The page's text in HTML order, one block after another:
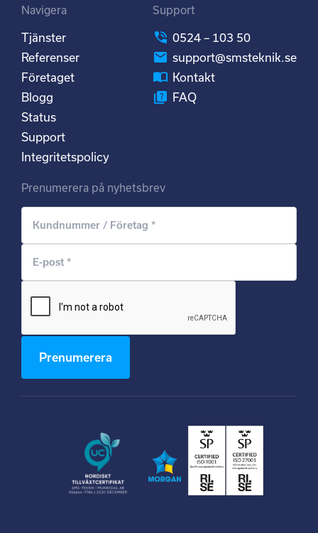
Navigera
Tjänster
Referenser
Företaget
Blogg
Status
Support
Integritetspolicy
Support
0524 – 103 50
support@smsteknik.se
Kontakt
FAQ
Prenumerera på nyhetsbrev